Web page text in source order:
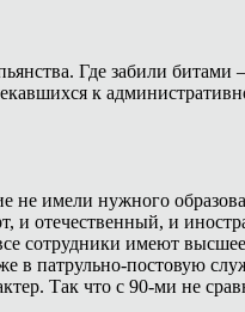
Где забили битами –
к
не имели нужного
отечественный, и
сотрудники имеют
в патрульно-постовую
Так что с 90-ми не